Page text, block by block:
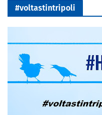
#voltastintripoli